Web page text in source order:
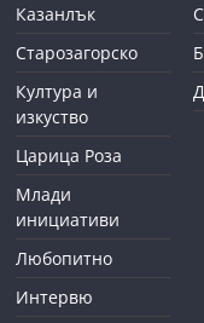
Казанлък
Старозагорско
Култура и
изкуство
Царица Роза
Млади
инициативи
Любопитно
Интервю